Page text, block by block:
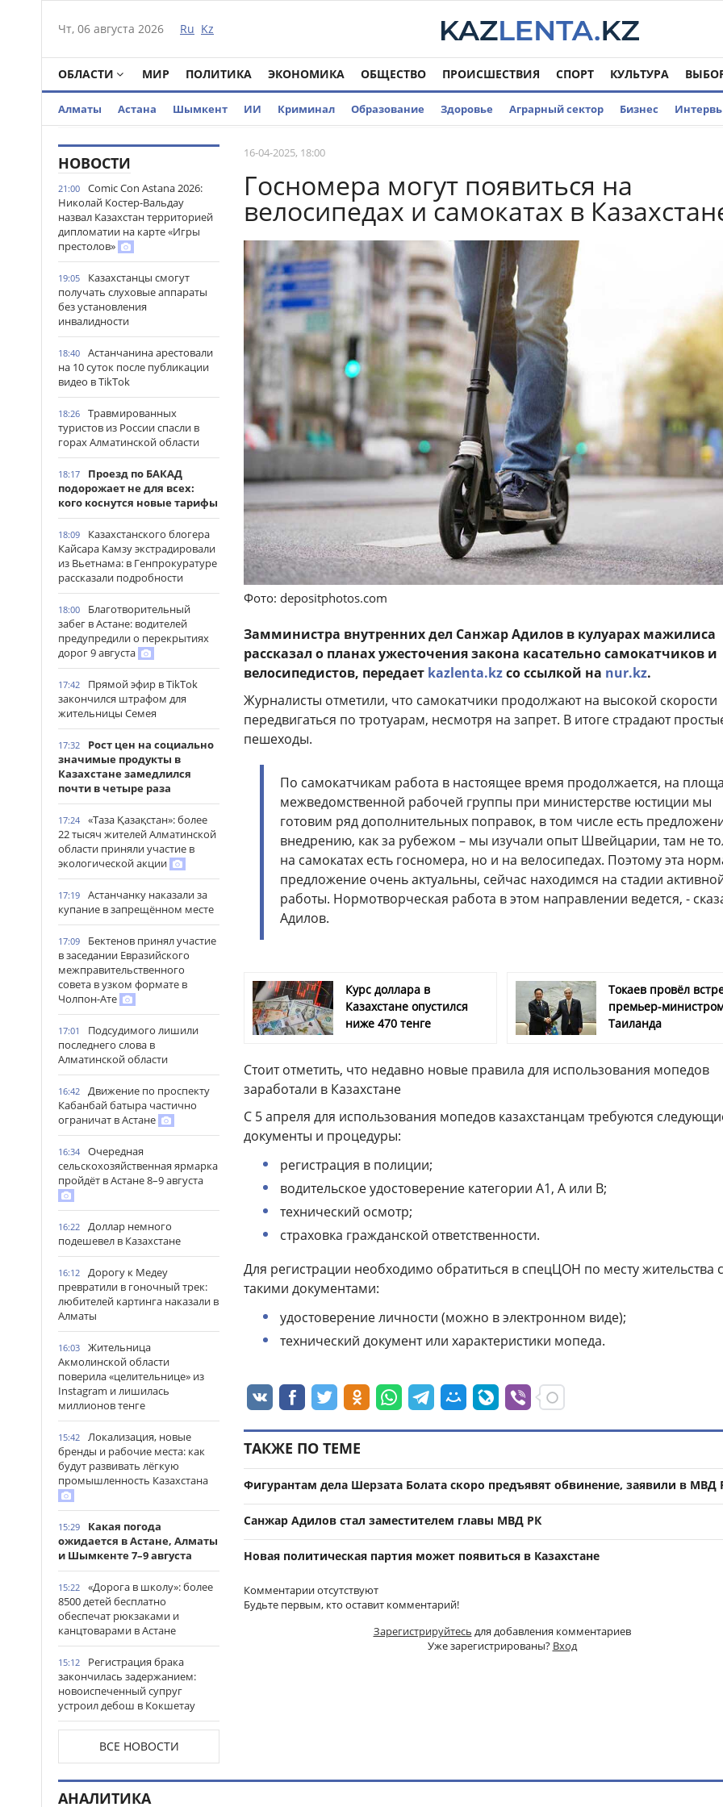
Чт, 06 августа 2026 Ru Kz
ОБЛАСТИ МИР ПОЛИТИКА ЭКОНОМИКА ОБЩЕСТВО ПРОИСШЕСТВИЯ СПОРТ КУЛЬТУРА
Алматы Астана Шымкент ИИ Криминал Образование Здоровье Аграрный сектор Бизнес
НОВОСТИ
21:00
Comic Con Astana 2026:
Николай Костер-Вальдау
назвал Казахстан территорией
дипломатии на карте «Игры
престолов»
19:05
Казахстанцы смогут
получать слуховые аппараты
без установления
инвалидности
18:40
Астанчанина арестовали
на 10 суток после публикации
видео в TikTok
18:26
Травмированных
туристов из России спасли в
горах Алматинской области
18:17
Проезд по БАКАД
подорожает не для всех:
кого коснутся новые тарифы
18:09
Казахстанского блогера
Кайсара Камзу экстрадировали
из Вьетнама: в Генпрокуратуре
рассказали подробности
18:00
Благотворительный
забег в Астане: водителей
предупредили о перекрытиях
дорог 9 августа
17:42
Прямой эфир в TikTok
закончился штрафом для
жительницы Семея
17:32
Рост цен на социально
значимые продукты в
Казахстане замедлился
почти в четыре раза
17:24
«Таза Қазақстан»: более
22 тысяч жителей Алматинской
области приняли участие в
экологической акции
17:19
Астанчанку наказали за
купание в запрещённом месте
17:09
Бектенов принял участие
в заседании Евразийского
межправительственного
совета в узком формате в
Чолпон-Ате
17:01
Подсудимого лишили
последнего слова в
Алматинской области
16:42
Движение по проспекту
Кабанбай батыра частично
ограничат в Астане
16:34
Очередная
сельскохозяйственная ярмарка
пройдёт в Астане 8–9 августа
16:22
Доллар немного
подешевел в Казахстане
16:12
Дорогу к Медеу
превратили в гоночный трек:
любителей картинга наказали в
Алматы
16:03
Жительница
Акмолинской области
поверила «целительнице» из
Instagram и лишилась
миллионов тенге
15:42
Локализация, новые
бренды и рабочие места: как
будут развивать лёгкую
промышленность Казахстана
15:29
Какая погода
ожидается в Астане, Алматы
и Шымкенте 7–9 августа
15:22
«Дорога в школу»: более
8500 детей бесплатно
обеспечат рюкзаками и
канцтоварами в Астане
15:12
Регистрация брака
закончилась задержанием:
новоиспеченный супруг
устроил дебош в Кокшетау
Сауран началась реставрация
исторических памятников
14:53
Выезд на встречную
ВСЕ НОВОСТИ
16-04-2025, 18:00
Госномера могут появиться на
велосипедах и самокатах в
Фото: depositphotos.com
Замминистра внутренних дел Санжар Адилов в кулуарах мажилиса
рассказал о планах ужесточения закона касательно самокатчиков и
велосипедистов, передает kazlenta.kzсо ссылкой на nur.kz.
Журналисты отметили, что самокатчики продолжают на высокой скорости
передвигаться по тротуарам, несмотря на запрет. В итоге страдают
пешеходы.
По самокатчикам работа в настоящее время продолжается, на
межведомственной рабочей группы при министерстве юстиции мы
готовим ряд дополнительных поправок, в том числе есть
внедрению, как за рубежом – мы изучали опыт Швейцарии, там не
на самокатах есть госномера, но и на велосипедах. Поэтому эта
предложение очень актуальны, сейчас находимся на стадии
работы. Нормотворческая работа в этом направлении ведется, -
Адилов.
Курс доллара в
Казахстане опустился
ниже 470 тенге
Токаев провёл
премьер-
Таиланда
Стоит отметить, что недавно новые правила для использования мопедов
заработали в Казахстане
С 5 апреля для использования мопедов казахстанцам требуются
документы и процедуры:
регистрация в полиции;
водительское удостоверение категории А1, А или В;
технический осмотр;
страховка гражданской ответственности.
Для регистрации необходимо обратиться в спецЦОН по месту жительства с
такими документами:
удостоверение личности (можно в электронном виде);
технический документ или характеристики мопеда.
ТАКЖЕ ПО ТЕМЕ
Фигурантам дела Шерзата Болата скоро предъявят обвинение, заявили в МВД
Санжар Адилов стал заместителем главы МВД РК
Новая политическая партия может появиться в Казахстане
Комментарии отсутствуют
Будьте первым, кто оставит комментарий!
Зарегистрируйтесь для добавления комментариев
Уже зарегистрированы? Вход
АНАЛИТИКА